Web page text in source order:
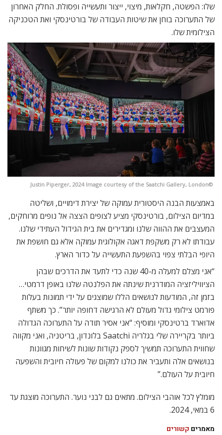
שלו: הפשטה, חקלאות, מיצוי, ייצור ותעשייה ופסולת. החלק האחרון
של התערוכה בוחן את שיטות העבודה של בורטינסקי ואת הטכניקה
הצילומית שלו.
©Justin Piperger, 2024 Image courtesy of the Saatchi Gallery, London
באמצעות הבנה היסטורית עמוקה של יצירת דימויים, ושליטה
במדיום הצילום, בורטינסקי מציע לצופים הצצה אל נופים מרוחקים,
המעצבים את ההווה שלנו ומגדירים את בית הגידול העתידי שלנו.
עבודתו לא רק משקפת דאגה אקולוגית עמוקה אלא גם חושפת את
היופי הבלתי צפוי בהשפעת התעשייה על כדור הארץ.
“אני מצלם למעלה מ-40 שנה כדי לתעד את הדרכים שבהן
הציוויליזציה המודרנית שינתה את הפלנטה שלנו באופן דרמטי…
בזמן זה, המודעות לנושאים הללו שמוצגים על ידי תמונות בעלות
פורמט צילומי גדול מעולם לא הרגישה דחופה יותר”. כך משתף
אדוארד ברטינסקי ומוסיף: “אני אסיר תודה על התערוכה הגדולה
ביותר בקריירה שלי בגלריה Saatchi בלונדון, בריטניה, ואני מקווה
שחווית התערוכה תמשיך לספק נקודות שונות לשיחות מגוונות
בנושאים אלה ותעביר את כולנו למקום של פעולה חיובית והשפעה
חיובית על העולם.”
מומלץ לכל אוהבי הצילום. מתאים גם לבני נוער. התערוכה מוצגת עד
6 במאי, 2024.
מאמרים קשורים